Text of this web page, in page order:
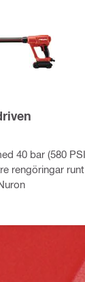
40 bar (580
rengöringar runt